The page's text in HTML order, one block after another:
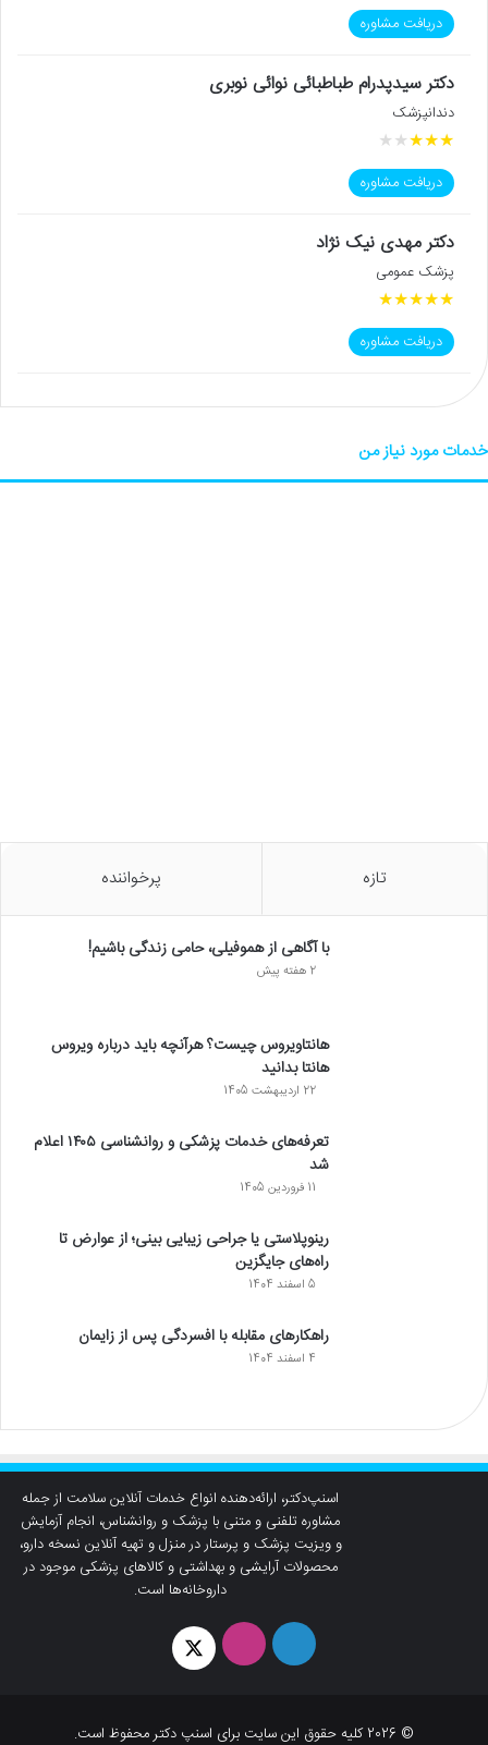
دریافت مشاوره
دکتر سیدپدرام طباطبائی نوائی نوبری
دندانپزشک
★
★
★
★
★
دریافت مشاوره
دکتر مهدی نیک نژاد
پزشک عمومی
★
★
★
★
★
دریافت مشاوره
خدمات مورد نیاز من
تازه پرخواننده
با آگاهی از هموفیلی، حامی زندگی باشیم!
2 هفته پیش
هانتاویروس چیست؟ هرآنچه باید درباره ویروس
هانتا بدانید
22 اردیبهشت 1405
تعرفه‌های خدمات پزشکی و روانشناسی ۱۴۰۵ اعلام
شد
11 فروردین 1405
رینوپلاستی یا جراحی زیبایی بینی؛ از عوارض تا
راه‌های جایگزین
5 اسفند 1404
راهکارهای مقابله با افسردگی پس از زایمان
4 اسفند 1404
اسنپ‌دکتر، ارائه‌دهنده انواع خدمات آنلاین سلامت از جمله
مشاوره تلفنی و متنی با پزشک و روانشناس، انجام آزمایش
و ویزیت پزشک و پرستار در منزل و تهیه آنلاین نسخه دارو،
محصولات آرایشی و بهداشتی و کالاهای پزشکی موجود در
داروخانه‌ها است.
لینکدین اینستاگرام
© 2026 کلیه حقوق این سایت برای اسنپ دکتر محفوظ است.